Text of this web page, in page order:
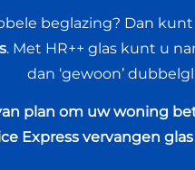
beglazing? Dan
. Met HR++ glas kunt u
dan ‘gewoon’
plan om uw woning
Express vervangen